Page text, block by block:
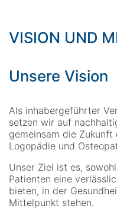
VISION UND
Unsere Vision
Als inhabergeführter
setzen wir auf
gemeinsam die
Logopädie und
Unser Ziel ist es,
Patienten eine
bieten, in der
Mittelpunkt stehen.